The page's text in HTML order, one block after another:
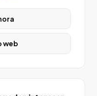
web